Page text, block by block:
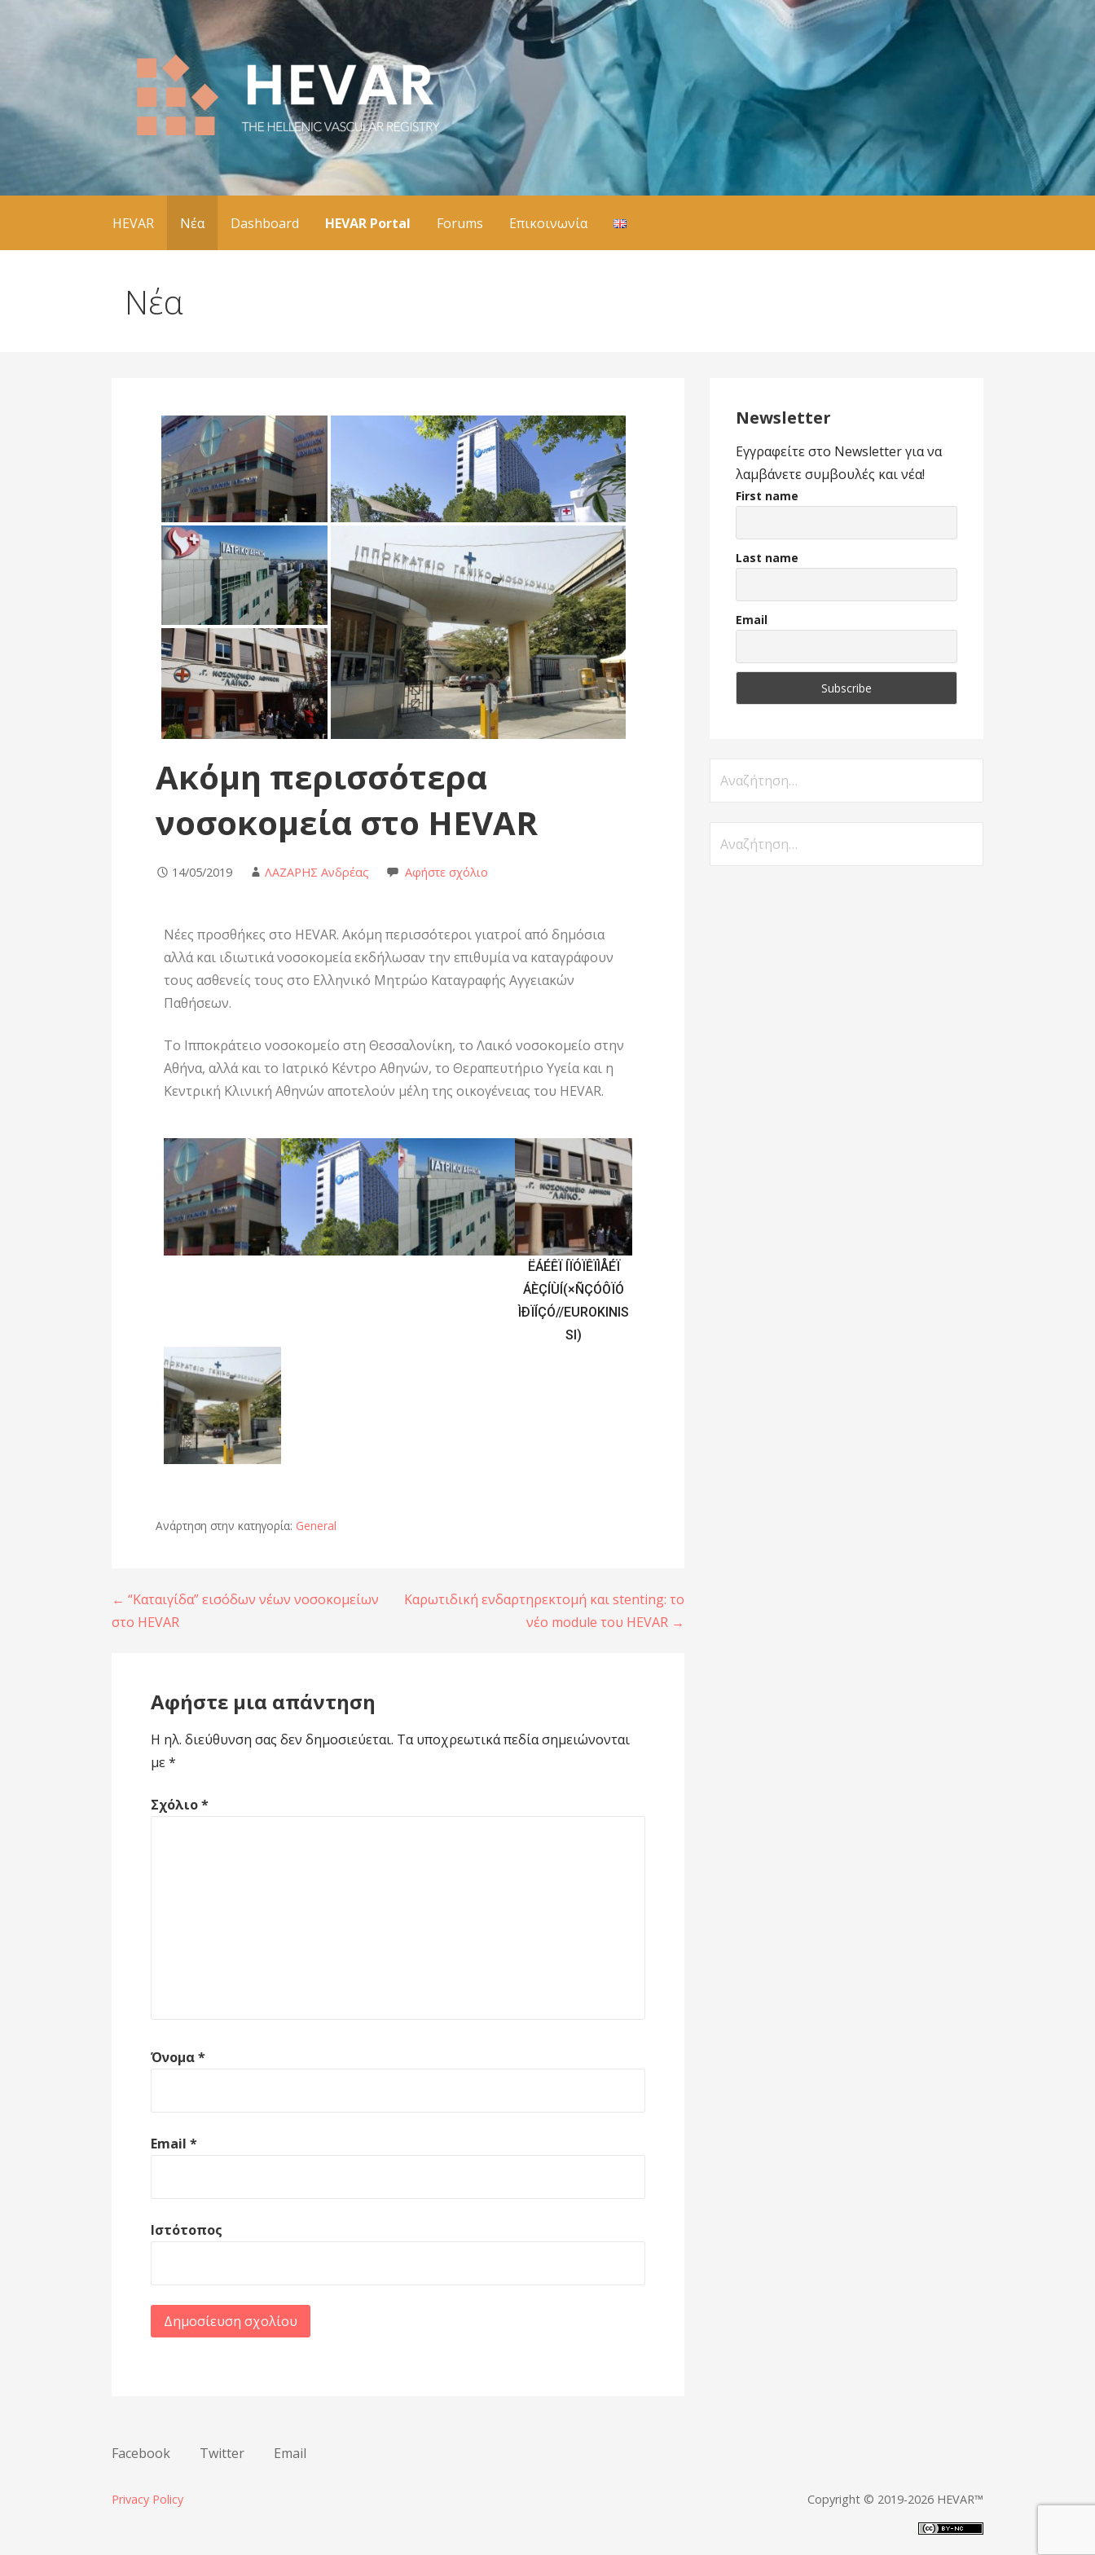
HEVAR
The Hellenic Vascular Registry
HEVAR Νέα Dashboard HEVAR Portal Forums Επικοινωνία
Νέα
Ακόμη περισσότερα
νοσοκομεία στο HEVAR
14/05/2019 ΛΑΖΑΡΗΣ Ανδρέας Αφήστε σχόλιο
Νέες προσθήκες στο HEVAR. Ακόμη περισσότεροι γιατροί από δημόσια
αλλά και ιδιωτικά νοσοκομεία εκδήλωσαν την επιθυμία να καταγράφουν
τους ασθενείς τους στο Ελληνικό Μητρώο Καταγραφής Αγγειακών
Παθήσεων.
Το Ιπποκράτειο νοσοκομείο στη Θεσσαλονίκη, το Λαικό νοσοκομείο στην
Αθήνα, αλλά και το Ιατρικό Κέντρο Αθηνών, το Θεραπευτήριο Υγεία και η
Κεντρική Κλινική Αθηνών αποτελούν μέλη της οικογένειας του HEVAR.
ËÁÉÊÏ ÍÏÓÏÊÏÌÅÉÏ
ÁÈÇÍÙÍ(×ÑÇÓÔÏÓ
ÌÐÏÍÇÓ//EUROKINIS
SI)
Ανάρτηση στην κατηγορία: General
← “Καταιγίδα” εισόδων νέων νοσοκομείων
στο HEVAR
Καρωτιδική ενδαρτηρεκτομή και stenting: το
νέο module του HEVAR →
Αφήστε μια απάντηση
Η ηλ. διεύθυνση σας δεν δημοσιεύεται. Τα υποχρεωτικά πεδία σημειώνονται
με*
Σχόλιο*
Όνομα*
Email*
Ιστότοπος
Newsletter
Εγγραφείτε στο Newsletter για να
λαμβάνετε συμβουλές και νέα!
First name
Last name
Email
Facebook Twitter Email
Privacy Policy Copyright © 2019-2026 HEVAR™